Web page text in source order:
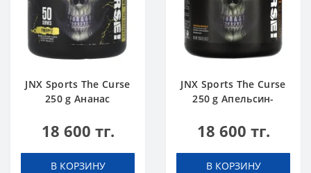
JNX Sports The Curse
250 g Ананас
18 600 тг.
В КОРЗИНУ
JNX Sports The Curse
250 g Апельсин-
18 600 тг.
В КОРЗИНУ